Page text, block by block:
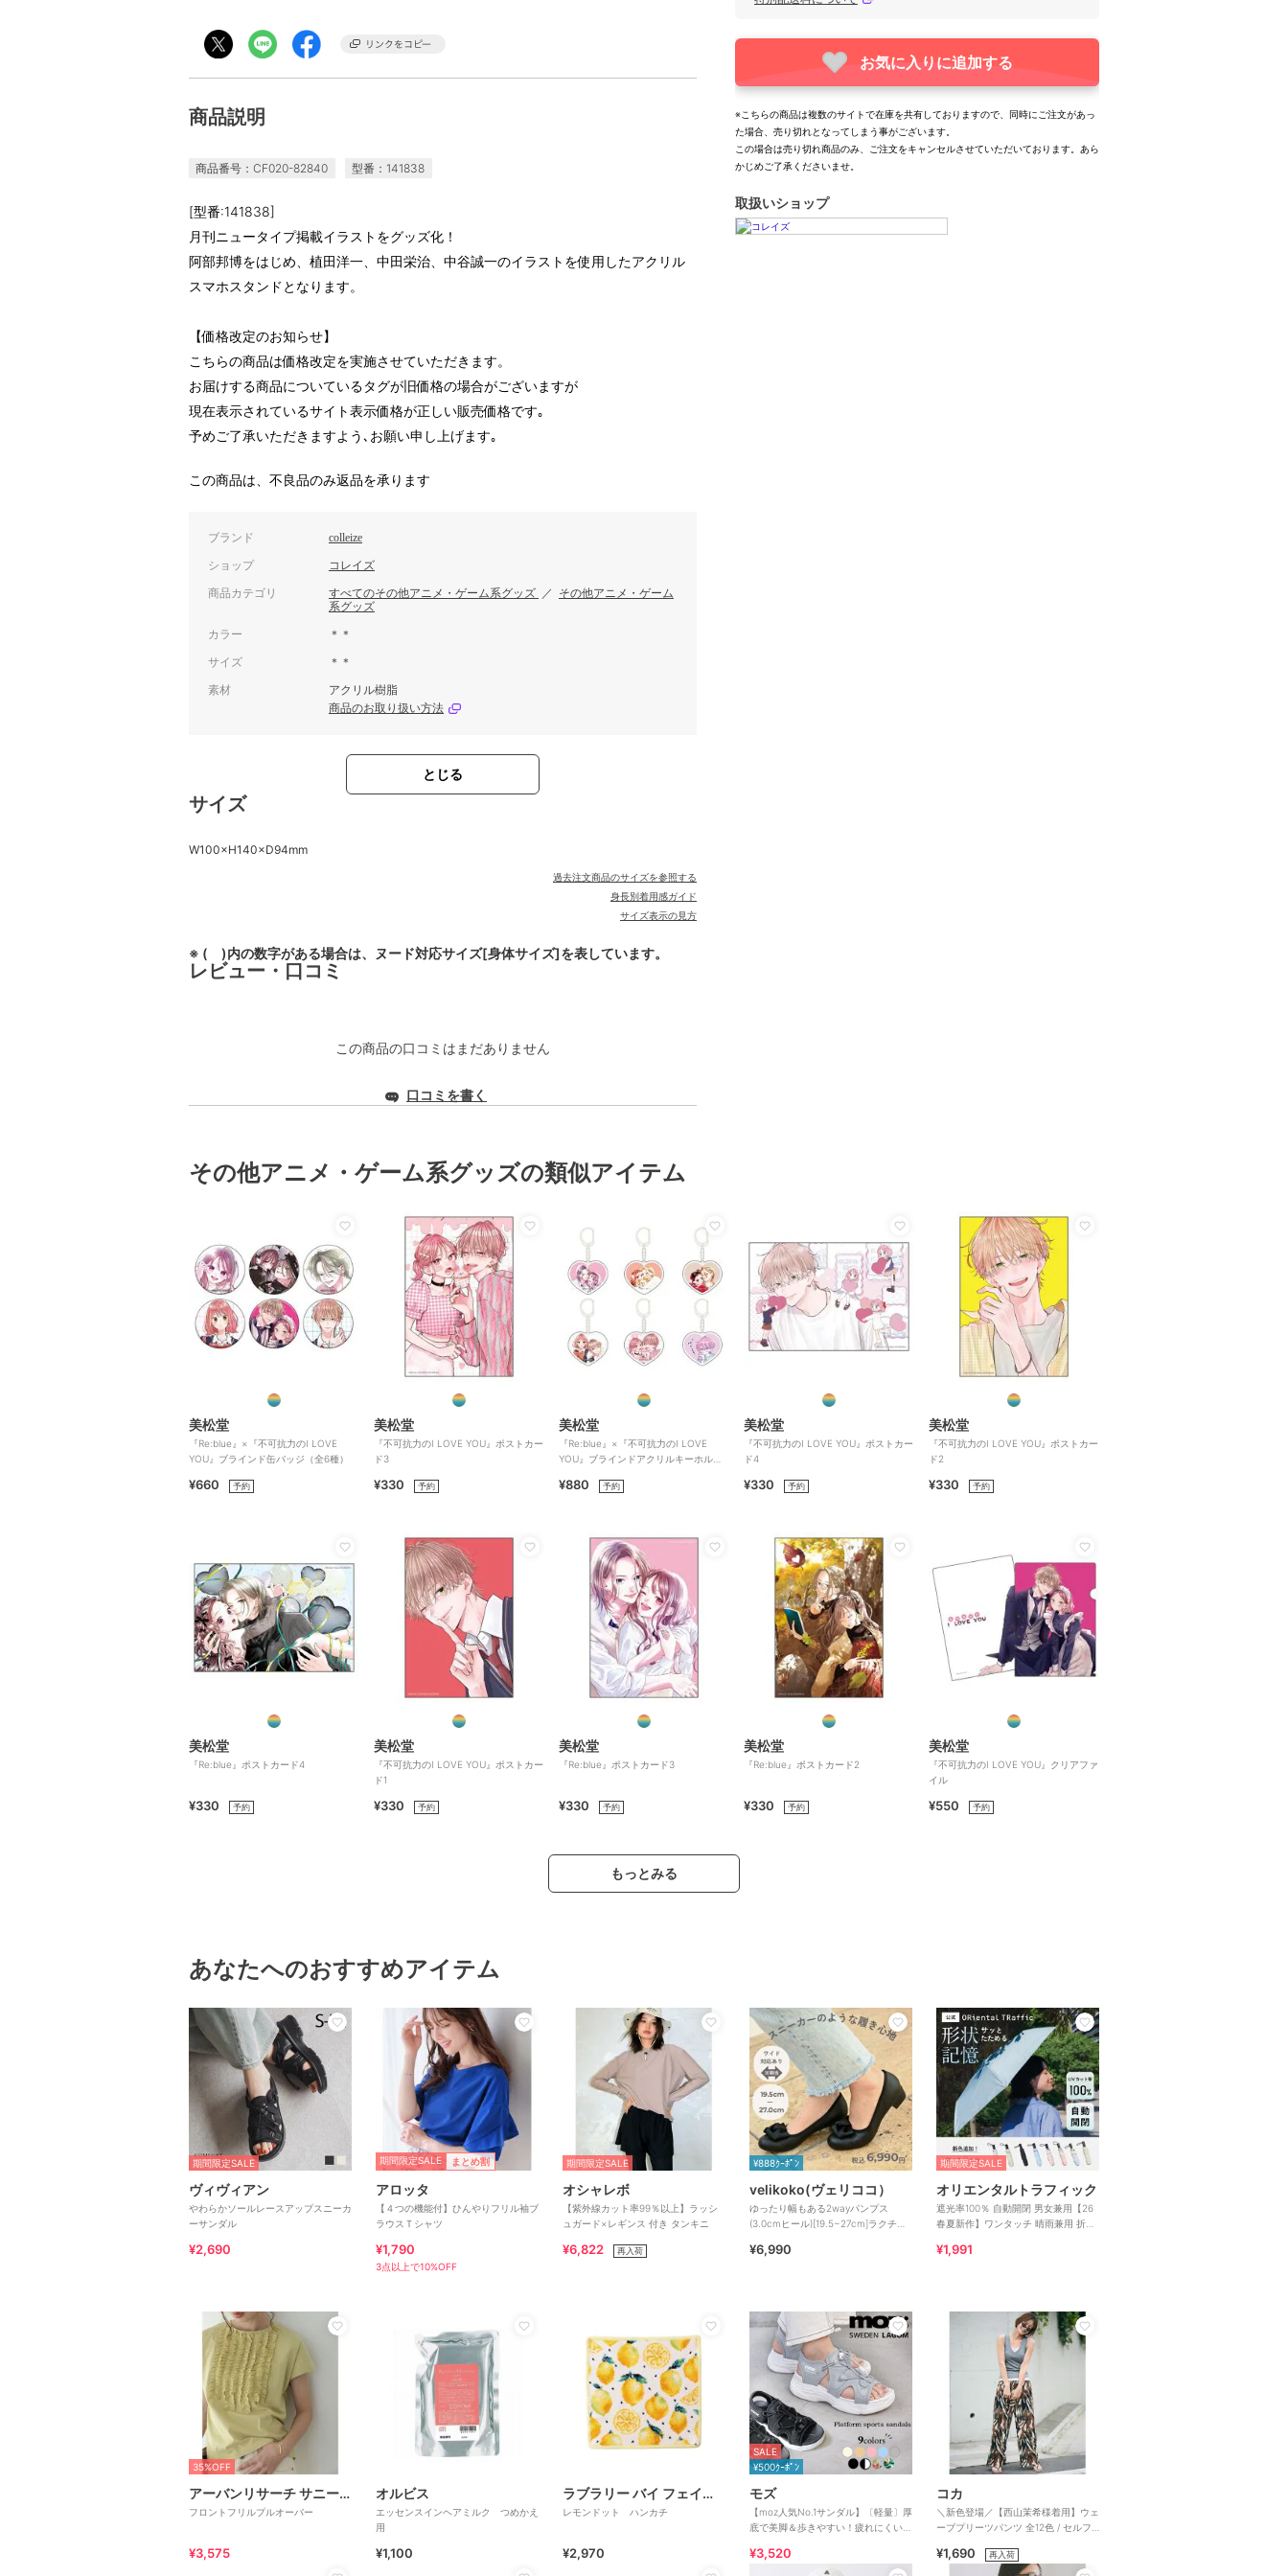
商品説明
商品番号：CF020-82840 型番：141838
[型番:141838]
月刊ニュータイプ掲載イラストをグッズ化！
阿部邦博をはじめ、植田洋一、中田栄治、中谷誠一のイラストを使用したアクリル
スマホスタンドとなります。
【価格改定のお知らせ】
こちらの商品は価格改定を実施させていただきます。
お届けする商品についているタグが旧価格の場合がございますが
現在表示されているサイト表示価格が正しい販売価格です｡
予めご了承いただきますよう､お願い申し上げます｡
この商品は、不良品のみ返品を承ります
ブランド colleize
ショップ コレイズ
商品カテゴリ すべてのその他アニメ・ゲーム系グッズ ／ その他アニメ・ゲーム
系グッズ
カラー ＊＊
サイズ ＊＊
素材
アクリル樹脂
商品のお取り扱い方法
とじる
サイズ
W100×H140×D94mm
過去注文商品のサイズを参照する
身長別着用感ガイド
サイズ表示の見方
※ ( )内の数字がある場合は、ヌード対応サイズ[身体サイズ]を表しています。
レビュー・口コミ
この商品の口コミはまだありません
口コミを書く
お気に入りに追加する
※こちらの商品は複数のサイトで在庫を共有しておりますので、同時にご注文があっ
た場合、売り切れとなってしまう事がございます。
この場合は売り切れ商品のみ、ご注文をキャンセルさせていただいております。あら
かじめご了承くださいませ。
取扱いショップ
その他アニメ・ゲーム系グッズの類似アイテム
美松堂
『Re:blue』×『不可抗力のI LOVE
YOU』ブラインド缶バッジ（全6種）
¥660 予約
美松堂
『不可抗力のI LOVE YOU』ポストカー
ド3
¥330 予約
美松堂
『Re:blue』×『不可抗力のI LOVE
YOU』ブラインドアクリルキーホルダ
¥880 予約
美松堂
『不可抗力のI LOVE YOU』ポストカー
ド4
¥330 予約
美松堂
『不可抗力のI LOVE YOU』ポストカー
ド2
¥330 予約
美松堂
『Re:blue』ポストカード4
¥330 予約
美松堂
『不可抗力のI LOVE YOU』ポストカー
ド1
¥330 予約
美松堂
『Re:blue』ポストカード3
¥330 予約
美松堂
『Re:blue』ポストカード2
¥330 予約
美松堂
『不可抗力のI LOVE YOU』クリアファ
イル
¥550 予約
もっとみる
あなたへのおすすめアイテム
期間限定SALE
ヴィヴィアン
やわらかソールレースアップスニーカ
ーサンダル
¥2,690
期間限定SALE まとめ割
アロッタ
【４つの機能付】ひんやりフリル袖ブ
ラウスＴシャツ
¥1,790
3点以上で10%OFF
期間限定SALE
オシャレボ
【紫外線カット率99％以上】ラッシ
ュガード×レギンス 付き タンキニ
¥6,822 再入荷
¥888ｸｰﾎﾟﾝ
velikoko(ヴェリココ）
ゆったり幅もある2wayパンプス
(3.0cmヒール)[19.5~27cm]ラクチン
¥6,990
期間限定SALE
オリエンタルトラフィック
遮光率100％ 自動開閉 男女兼用【26
春夏新作】ワンタッチ 晴雨兼用 折り
¥1,991
35%OFF
アーバンリサーチ サニーレーベル
フロントフリルプルオーバー
¥3,575
オルビス
エッセンスインヘアミルク つめかえ
用
¥1,100
ラブラリー バイ フェイラー
レモンドット ハンカチ
¥2,970
SALE
¥500ｸｰﾎﾟﾝ
モズ
【moz人気No.1サンダル】〔軽量〕厚
底で美脚＆歩きやすい！疲れにくいフ
¥3,520
コカ
＼新色登場／【西山茉希様着用】ウェ
ーブプリーツパンツ 全12色 / セルフ
¥1,690 再入荷